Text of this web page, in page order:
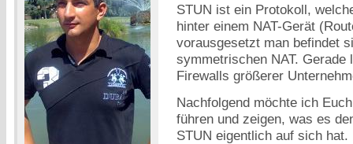
STUN ist ein Protokoll,
hinter einem NAT-Gerät
vorausgesetzt man befindet
symmetrischen NAT.
Firewalls größerer
Nachfolgend möchte ich
führen und zeigen, was es
STUN eigentlich auf sich hat.